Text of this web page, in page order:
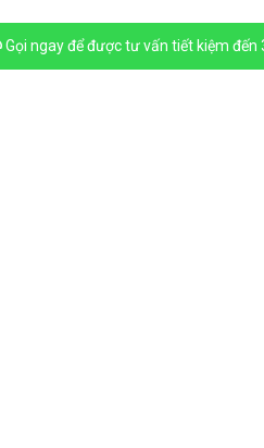
Gọi ngay để được tư vấn tiết kiệm đến